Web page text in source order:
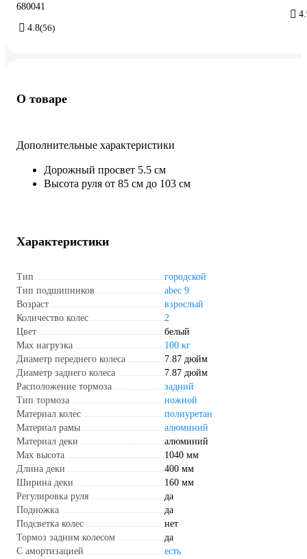
680041
4.8(56)
О товаре
Дополнительные характеристики
Дорожный просвет 5.5 см
Высота руля от 85 см до 103 см
Характеристики
Тип
городской
Тип подшипников
abec 9
Возраст
взрослый
Количество колес
2
Цвет
белый
Max нагрузка
100 кг
Диаметр переднего колеса
7.87 дюйм
Диаметр заднего колеса
7.87 дюйм
Расположение тормоза
задний
Тип тормоза
ножной
Материал колес
полиуретан
Материал рамы
алюминий
Материал деки
алюминий
Max высота
1040 мм
Длина деки
400 мм
Ширина деки
160 мм
Регулировка руля
да
Подножка
да
Подсветка колес
нет
Тормоз задним колесом
да
С амортизацией
есть